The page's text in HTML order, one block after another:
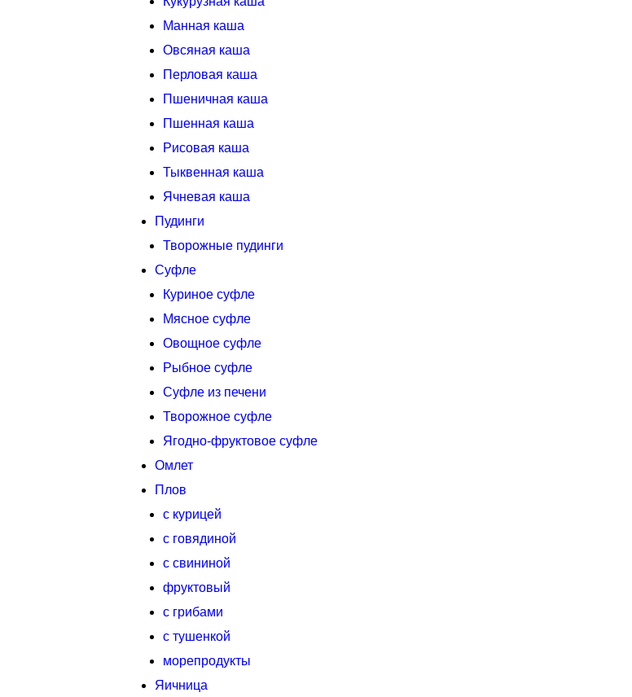
Манная каша
Овсяная каша
Перловая каша
Пшеничная каша
Пшенная каша
Рисовая каша
Тыквенная каша
Ячневая каша
Пудинги
Творожные пудинги
Суфле
Куриное суфле
Мясное суфле
Овощное суфле
Рыбное суфле
Суфле из печени
Творожное суфле
Ягодно-фруктовое суфле
Омлет
Плов
с курицей
с говядиной
с свининой
фруктовый
с грибами
с тушенкой
морепродукты
Яичница